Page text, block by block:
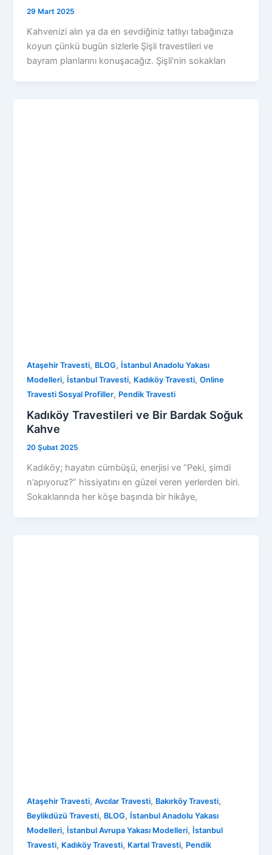
29 Mart 2025
Kahvenizi alın ya da en sevdiğiniz tatlıyı tabağınıza
koyun çünkü bugün sizlerle Şişli travestileri ve
bayram planlarını konuşacağız. Şişli’nin sokakları
Ataşehir Travesti, BLOG, İstanbul Anadolu Yakası
Modelleri, İstanbul Travesti, Kadıköy Travesti,Online
Travesti Sosyal Profiller, Pendik Travesti
Kadıköy Travestileri ve Bir Bardak Soğuk
Kahve
20 Şubat 2025
Kadıköy; hayatın cümbüşü, enerjisi ve “Peki, şimdi
n’apıyoruz?” hissiyatını en güzel veren yerlerden biri.
Sokaklarında her köşe başında bir hikâye,
Ataşehir Travesti,Avcılar Travesti, Bakırköy Travesti,
Beylikdüzü Travesti, BLOG, İstanbul Anadolu Yakası
Modelleri, İstanbul Avrupa Yakası Modelleri, İstanbul
Travesti, Kadıköy Travesti, Kartal Travesti, Pendik